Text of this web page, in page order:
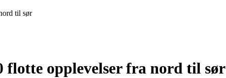
til sør
flotte opplevelser fra nord til sør